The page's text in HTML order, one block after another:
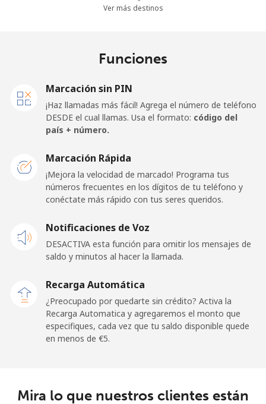
⁦73.9¢⁩
13 min por
Celular
⁦€10⁩
Línea fija ⁦55.9¢⁩
17 min por
⁦€10⁩
Malaysia
Línea fija ⁦1.5¢⁩
⁦€10⁩
⁦1.5¢⁩
665 min por
-
Ver más destinos
Funciones
Marcación sin PIN
¡Haz llamadas más fácil! Agrega el número de teléfono
DESDE el cual llamas. Usa el formato: código del
país + número.
Marcación Rápida
¡Mejora la velocidad de marcado! Programa tus
números frecuentes en los dígitos de tu teléfono y
conéctate más rápido con tus seres queridos.
Notificaciones de Voz
DESACTIVA esta función para omitir los mensajes de
saldo y minutos al hacer la llamada.
Recarga Automática
¿Preocupado por quedarte sin crédito? Activa la
Recarga Automatica y agregaremos el monto que
especifiques, cada vez que tu saldo disponible quede
en menos de ⁦€5⁩.
Mira lo que nuestros clientes están